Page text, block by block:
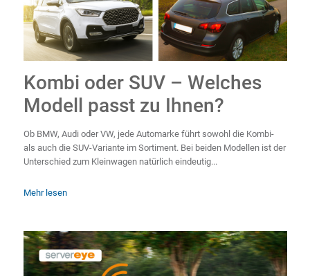
Kombi oder SUV – Welches
Modell passt zu Ihnen?
Ob BMW, Audi oder VW, jede Automarke führt sowohl die Kombi-
als auch die SUV-Variante im Sortiment. Bei beiden Modellen ist der
Unterschied zum Kleinwagen natürlich eindeutig...
Mehr lesen